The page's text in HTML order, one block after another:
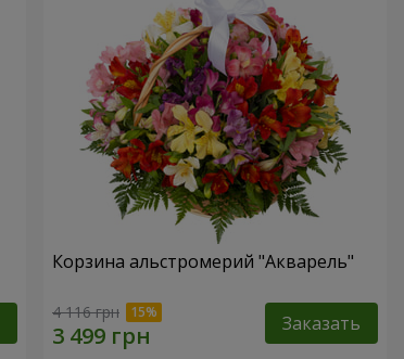
Корзина альстромерий "Акварель"
4 116 грн Заказать